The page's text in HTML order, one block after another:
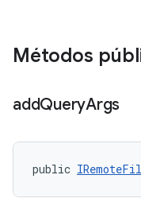
Métodos
addQueryArgs
public